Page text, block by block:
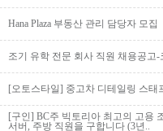
Hana Plaza 부동산 관리 담당자 모집
조기 유학 전문 회사 직원 채용공고
[오토스타일] 중고차 디테일링 스태
[구인] BC주 빅토리아 최고의 고용
서버, 주방 직원을 구합니다 (3년..